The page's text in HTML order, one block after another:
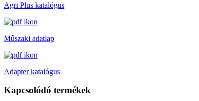
Agri Plus katalógus
Műszaki adatlap
Adapter katalógus
Kapcsolódó termékek